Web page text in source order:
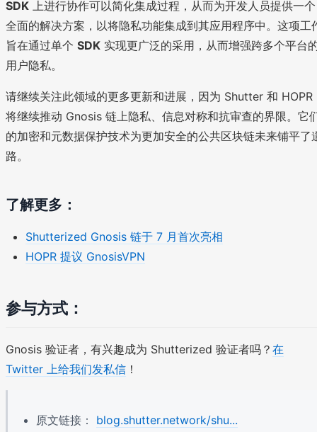
SDK 上进行协作可以简化集成过程，从而为开发人员提供一个
全面的解决方案，以将隐私功能集成到其应用程序中。这项工
旨在通过单个 SDK 实现更广泛的采用，从而增强跨多个平台
用户隐私。
请继续关注此领域的更多更新和进展，因为 Shutter 和 HOPR
将继续推动 Gnosis 链上隐私、信息对称和抗审查的界限。它
的加密和元数据保护技术为更加安全的公共区块链未来铺平了
路。
了解更多：
Shutterized Gnosis 链于 7 月首次亮相
HOPR 提议 GnosisVPN
参与方式：
Gnosis 验证者，有兴趣成为 Shutterized 验证者吗？ 在
Twitter 上给我们发私信 ！
原文链接： blog.shutter.network/shu...